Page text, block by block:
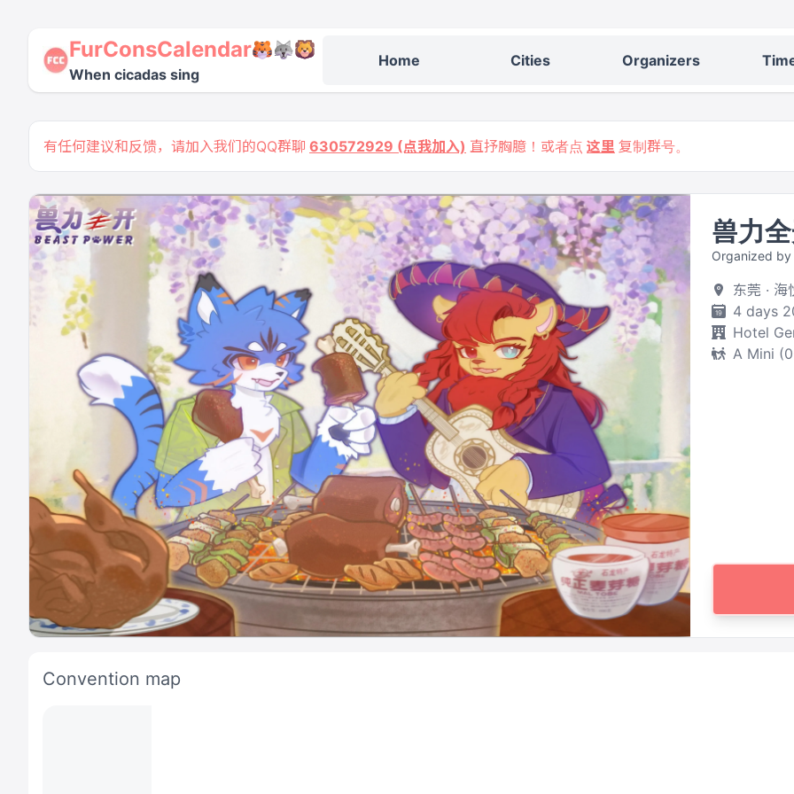
FurConsCalendar
When cicadas sing
Home Cities Organizers
有任何建议和反馈，请加入我们的QQ群聊 630572929 (点我加入) 直抒胸臆！或者点 这里 复制群号。
兽力
Organized by
东莞 · 海
4 days
Hotel
A Mini
Convention map